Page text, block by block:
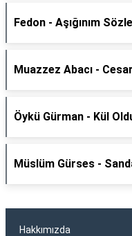
Fedon - Aşığınım
Muazzez Abacı -
Öykü Gürman - Kül
Müslüm Gürses -
Hakkımızda